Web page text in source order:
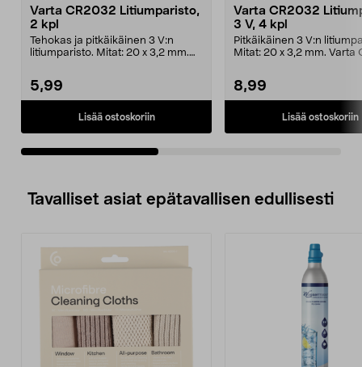
Varta CR2032 Litiumparisto,
2 kpl
Tehokas ja pitkäikäinen 3 V:n
litiumparisto. Mitat: 20 x 3,2 mm.
5,99
Lisää ostoskoriin
Varta CR2032
3 V, 4 kpl
Pitkäikäinen 3 V:n
Mitat: 20 x 3,2 mm. Varta
8,99
Lisää ostoskoriin
Tavalliset asiat epätavallisen edullisesti